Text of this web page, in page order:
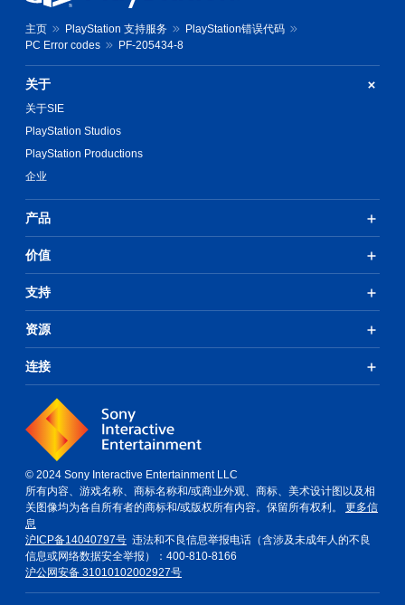
主页 PlayStation 支持服务
PlayStation错误代码
PC Error codes
PF-205434-8
关于
关于SIE
PlayStation Studios
PlayStation Productions
企业
产品
价值
支持
资源
连接
© 2024 Sony Interactive Entertainment LLC
所有内容、游戏名称、商标名称和/或商业外观、商标、美术设计图以及相
关图像均为各自所有者的商标和/或版权所有内容。保留所有权利。 更多信
息
沪ICP备14040797号 违法和不良信息举报电话（含涉及未成年人的不良
信息或网络数据安全举报）：400-810-8166
沪公网安备 31010102002927号